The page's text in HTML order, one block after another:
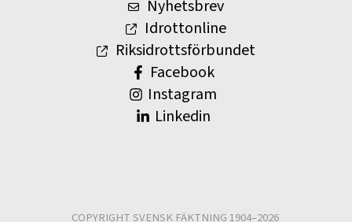
Nyhetsbrev
Idrottonline
Riksidrottsförbundet
Facebook
Instagram
Linkedin
COPYRIGHT SVENSK FÄKTNING 1904–2026